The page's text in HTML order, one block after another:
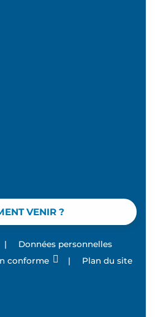
VENIR ?
|
Données personnelles
conforme | Plan du site